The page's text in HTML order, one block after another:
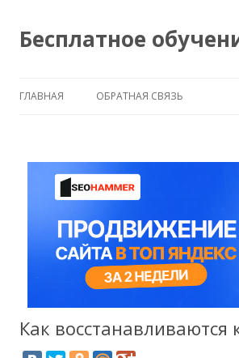
Бесплатное
ГЛАВНАЯ ОБРАТНАЯ СВЯЗЬ
Как